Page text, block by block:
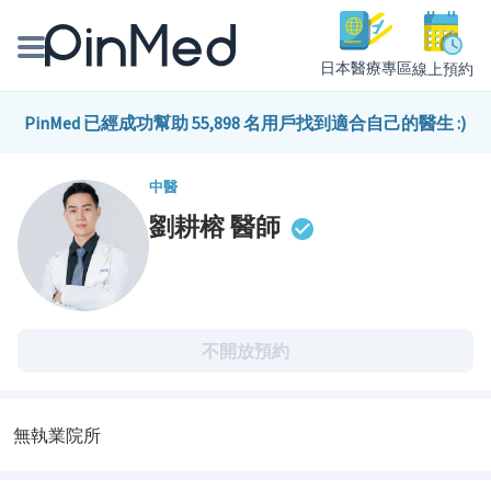
日本醫療專區線上預約
線上預約醫師、院所
醫師專欄專訪
健康主題館
PinMed 已經成功幫助 55,898 名用戶找到適合自己的醫生 :)
中醫
劉耕榕醫師
不開放預約
無執業院所